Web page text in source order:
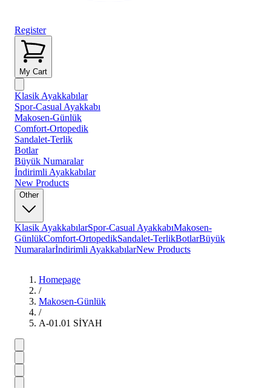
Register
My Cart
Klasik Ayakkabılar
Spor-Casual Ayakkabı
Makosen-Günlük
Comfort-Ortopedik
Sandalet-Terlik
Botlar
Büyük Numaralar
İndirimli Ayakkabılar
New Products
Other
Klasik AyakkabılarSpor-Casual AyakkabıMakosen-
GünlükComfort-OrtopedikSandalet-TerlikBotlarBüyük
Numaralarİndirimli AyakkabılarNew Products
Homepage
/
Makosen-Günlük
/
A-01.01 SİYAH